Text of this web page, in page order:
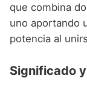
que combina
uno aportando
potencia al
Significado